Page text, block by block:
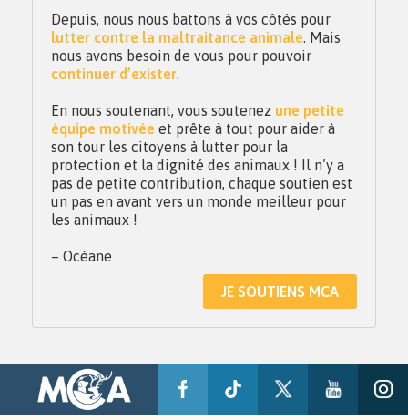
Depuis, nous nous battons à vos côtés pour
lutter contre la maltraitance animale. Mais
nous avons besoin de vous pour pouvoir
continuer d’exister.
En nous soutenant, vous soutenez une petite
équipe motivée et prête à tout pour aider à
son tour les citoyens à lutter pour la
protection et la dignité des animaux ! Il n’y a
pas de petite contribution, chaque soutien est
un pas en avant vers un monde meilleur pour
les animaux !
– Océane
JE SOUTIENS MCA